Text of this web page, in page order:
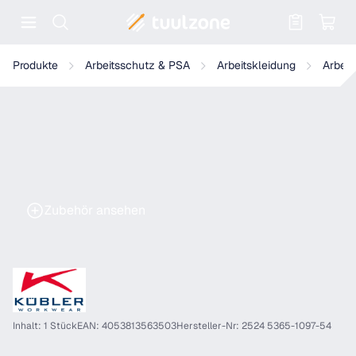
Produkte Arbeitsschutz & PSA Arbeitskleidung
KÜBLER PULSSCHLAG Shorts
Inhalt: 1 StückEAN: 4053813563503Hersteller-Nr: 2524 5365-1097-54